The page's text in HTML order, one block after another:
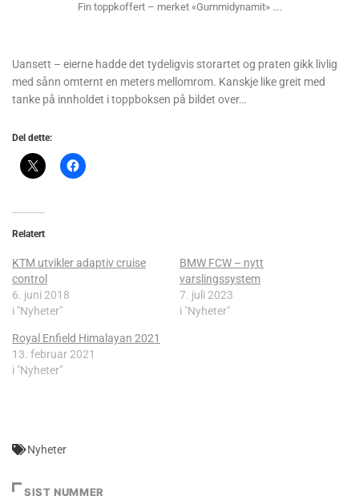
Fin toppkoffert – merket «Gummidynamit» ….
Uansett – eierne hadde det tydeligvis storartet og praten gikk livlig
med sånn omternt en meters mellomrom. Kanskje like greit med
tanke på innholdet i toppboksen på bildet over…
Del dette:
Relatert
KTM utvikler adaptiv cruise
control
6. juni 2018
i "Nyheter"
BMW FCW – nytt
varslingssystem
7. juli 2023
i "Nyheter"
Royal Enfield Himalayan 2021
13. februar 2021
i "Nyheter"
Nyheter
SIST NUMMER